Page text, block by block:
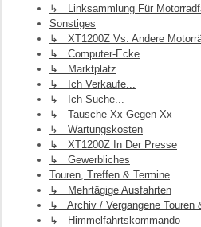
↳ Linksammlung Für
Sonstiges
↳ XT1200Z Vs. Andere
↳ Computer-Ecke
↳ Marktplatz
↳ Ich Verkaufe...
↳ Ich Suche...
↳ Tausche Xx Gegen Xx
↳ Wartungskosten
↳ XT1200Z In Der Presse
↳ Gewerbliches
Touren, Treffen & Termine
↳ Mehrtägige Ausfahrten
↳ Archiv / Vergangene Touren
↳ Himmelfahrtskommando